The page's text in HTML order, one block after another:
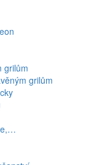
grilům
grilům